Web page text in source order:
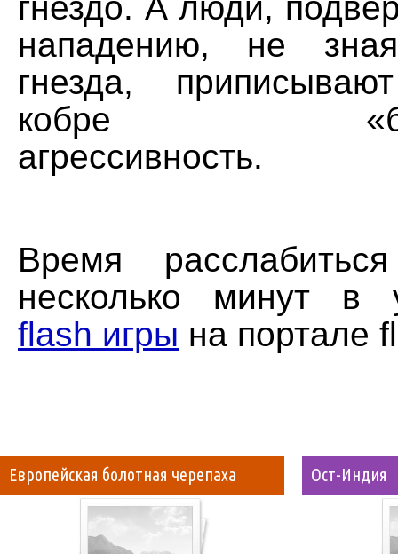
нападению, не
гнезда,
кобре
агрессивность.
Время
несколько минут в
flash игры на портале
Европейская болотная черепаха Ост-Индия